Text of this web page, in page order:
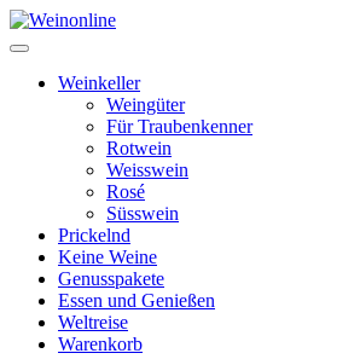
Weinkeller
Weingüter
Für Traubenkenner
Rotwein
Weisswein
Rosé
Süsswein
Prickelnd
Keine Weine
Genusspakete
Essen und Genießen
Weltreise
Warenkorb